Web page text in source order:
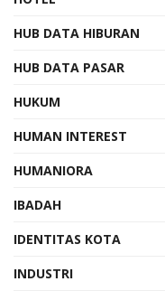
HUB DATA HIBURAN
HUB DATA PASAR
HUKUM
HUMAN INTEREST
HUMANIORA
IBADAH
IDENTITAS KOTA
INDUSTRI